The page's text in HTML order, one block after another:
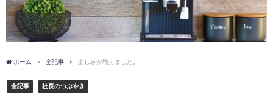
ホーム 全記事 楽しみが増えました。
全記事 社長のつぶやき